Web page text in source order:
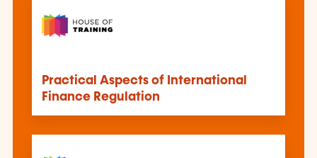
Practical Aspects of International
Finance Regulation